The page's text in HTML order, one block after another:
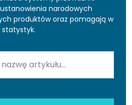
narodowych
produktów oraz pomagają w